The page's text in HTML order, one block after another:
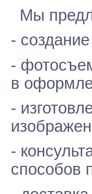
Мы
-
-
в
-
-
способов